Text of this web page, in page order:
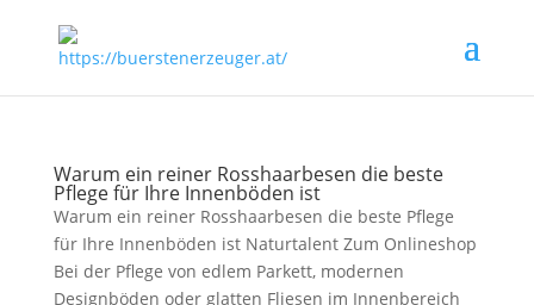
Warum ein reiner Rosshaarbesen die beste
Pflege für Ihre Innenböden ist
Warum ein reiner Rosshaarbesen die beste Pflege
für Ihre Innenböden ist Naturtalent Zum Onlineshop
Bei der Pflege von edlem Parkett, modernen
Designböden oder glatten Fliesen im Innenbereich